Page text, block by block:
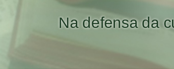
Na defensa da